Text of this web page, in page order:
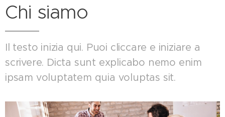
Chi siamo
Il testo inizia qui. Puoi cliccare e iniziare a
scrivere. Dicta sunt explicabo nemo enim
ipsam voluptatem quia voluptas sit.